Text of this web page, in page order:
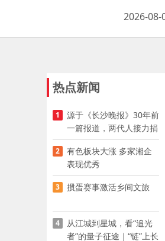
2026-08-
热点新闻
1
源于《长沙晚报》30年前
一篇报道，两代人接力捐
资助学
2
有色板块大涨 多家湘企
表现优秀
3 掼蛋赛事激活乡间文旅
4
从江城到星城，看“追光
者”的量子征途｜“链”上长